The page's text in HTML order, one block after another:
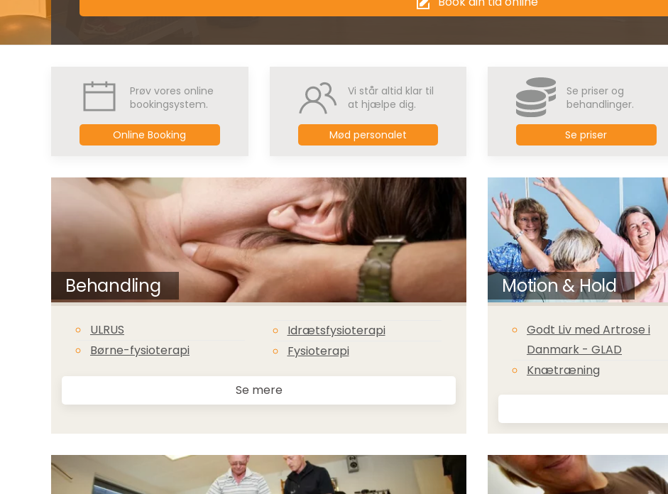
Prøv vores online
bookingsystem.
Online Booking
Vi står altid klar til
at hjælpe dig.
Mød personalet
Se priser og
behandlinger.
Se priser
Behandling
ULRUS
Børne-fysioterapi
Idrætsfysioterapi
Fysioterapi
Se mere
Motion & Hold
Godt Liv med Artrose i
Danmark - GLAD
Knætræning